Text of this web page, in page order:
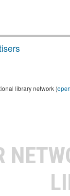
library network (